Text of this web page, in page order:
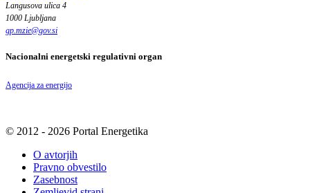
Langusova ulica 4
1000 Ljubljana
gp.mzie@gov.si
Nacionalni energetski regulativni organ
Agencija za energijo
© 2012 - 2026 Portal Energetika
O avtorjih
Pravno obvestilo
Zasebnost